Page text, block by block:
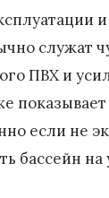
служат
ПВХ и
если не
бассейн на